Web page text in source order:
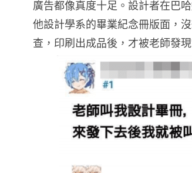
廣告都像真度十足。設計者在巴
他設計學系的畢業紀念冊版面，
查，印刷出成品後，才被老師發